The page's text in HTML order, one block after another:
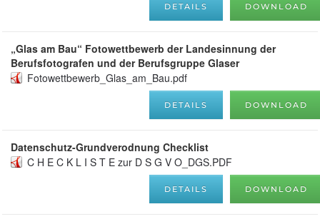
DOWNLOAD
DETAILS
„Glas am Bau“ Fotowettbewerb der Landesinnung der
Berufsfotografen und der Berufsgruppe Glaser
Fotowettbewerb_Glas_am_Bau.pdf
DOWNLOAD
DETAILS
Datenschutz-Grundverodnung Checklist
C H E C K L I S T E zur D S G V O_DGS.PDF
DOWNLOAD
DETAILS